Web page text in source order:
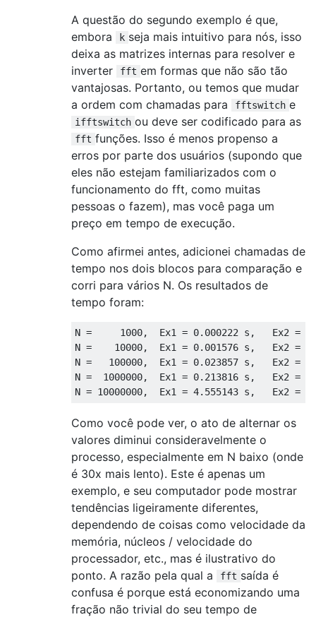
A questão do segundo exemplo é que,
embora
k seja mais intuitivo para nós, isso
deixa as matrizes internas para resolver e
inverter
fft em formas que não são tão
vantajosas. Portanto, ou temos que mudar
a ordem com chamadas para
fftswitch e
ifftswitch ou deve ser codificado para as
fft funções. Isso é menos propenso a
erros por parte dos usuários (supondo que
eles não estejam familiarizados com o
funcionamento do fft, como muitas
pessoas o fazem), mas você paga um
preço em tempo de execução.
Como afirmei antes, adicionei chamadas de
tempo nos dois blocos para comparação e
corri para vários N. Os resultados de
tempo foram:
N = 1000, Ex1 = 0.000222 s , Ex2 =
N = 10000, Ex1 = 0.001576 s , Ex2 =
N = 100000, Ex1 = 0.023857 s , Ex2 =
N = 1000000, Ex1 = 0.213816 s , Ex2 =
N = 10000000, Ex1 = 4.555143 s , Ex2 =
Como você pode ver, o ato de alternar os
valores diminui consideravelmente o
processo, especialmente em N baixo (onde
é 30x mais lento). Este é apenas um
exemplo, e seu computador pode mostrar
tendências ligeiramente diferentes,
dependendo de coisas como velocidade da
memória, núcleos / velocidade do
processador, etc., mas é ilustrativo do
ponto. A razão pela qual a
fft saída é
confusa é porque está economizando uma
fração não trivial do seu tempo de